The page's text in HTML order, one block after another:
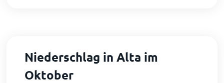
Niederschlag in Alta im
Oktober